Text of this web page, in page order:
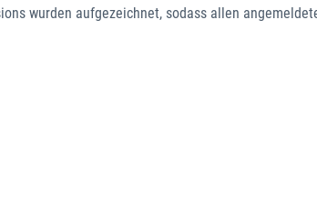
wurden aufgezeichnet, sodass allen